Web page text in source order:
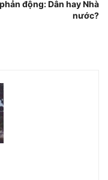
động: Dân hay Nhà
nước?